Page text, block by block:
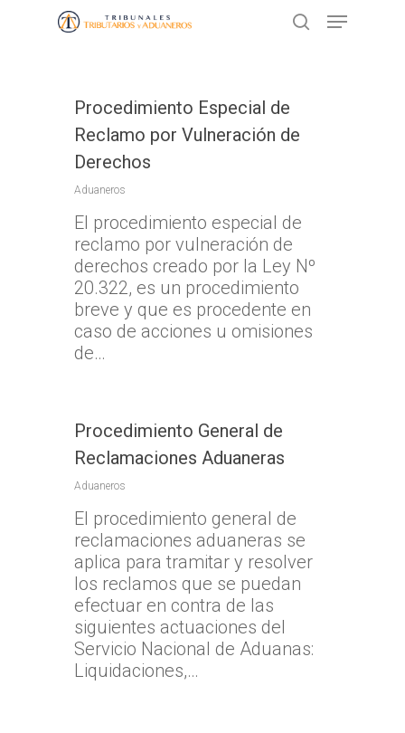
Presione ENTER para buscar o ESC
para cerrar
Procedimiento Especial de
Reclamo por Vulneración de
Derechos
Aduaneros
El procedimiento especial de
reclamo por vulneración de
derechos creado por la Ley Nº
20.322, es un procedimiento
breve y que es procedente en
caso de acciones u omisiones
de…
Procedimiento General de
Reclamaciones Aduaneras
Aduaneros
El procedimiento general de
reclamaciones aduaneras se
aplica para tramitar y resolver
los reclamos que se puedan
efectuar en contra de las
siguientes actuaciones del
Servicio Nacional de Aduanas:
Liquidaciones,…